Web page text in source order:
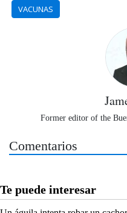
VACUNAS
Former editor of the
Comentarios